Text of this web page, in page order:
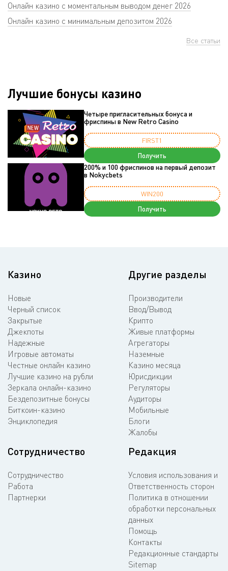
Онлайн казино с моментальным выводом денег 2026
Онлайн казино с минимальным депозитом 2026
Все статьи
Лучшие бонусы казино
Четыре пригласительных бонуса и
фриспины в New Retro Casino
FIRST1
Получить
200% и 100 фриспинов на первый депозит
в Nokycbets
WIN200
Получить
Казино
Новые
Черный список
Закрытые
Джекпоты
Надежные
Игровые автоматы
Честные онлайн казино
Лучшие казино на рубли
Зеркала онлайн-казино
Бездепозитные бонусы
Биткоин-казино
Энциклопедия
Другие разделы
Производители
Ввод/Вывод
Крипто
Живые платформы
Агрегаторы
Наземные
Казино месяца
Юрисдикции
Регуляторы
Аудиторы
Мобильные
Блоги
Жалобы
Сотрудничество
Сотрудничество
Работа
Партнерки
Редакция
Условия использования и
Ответственность сторон
Политика в отношении
обработки персональных
данных
Помощь
Контакты
Редакционные стандарты
Sitemap